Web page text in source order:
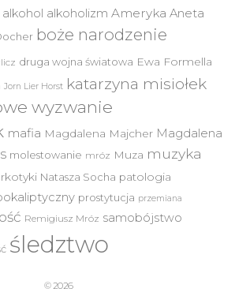
alkohol alkoholizm Ameryka Aneta
boże narodzenie
druga wojna światowa Ewa Formella
Jorn Lier Horst katarzyna misiołek
wyzwanie
mafia Magdalena Majcher Magdalena
molestowanie mróz Muza muzyka
Natasza Socha patologia
prostytucja przemiana
Remigiusz Mróz samobójstwo
śledztwo
© 2026